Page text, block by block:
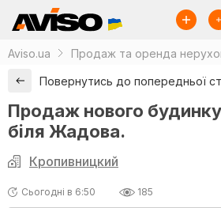
Aviso.ua Продаж та оренда
Повернутись до попередньої
Продаж нового
біля Жадова.
Кропивницкий
Сьогодні в 6:50 185